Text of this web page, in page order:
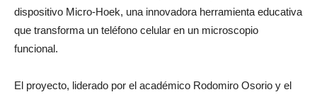
dispositivo Micro-Hoek, una innovadora herramienta educativa
que transforma un teléfono celular en un microscopio
funcional.
El proyecto, liderado por el académico Rodomiro Osorio y el